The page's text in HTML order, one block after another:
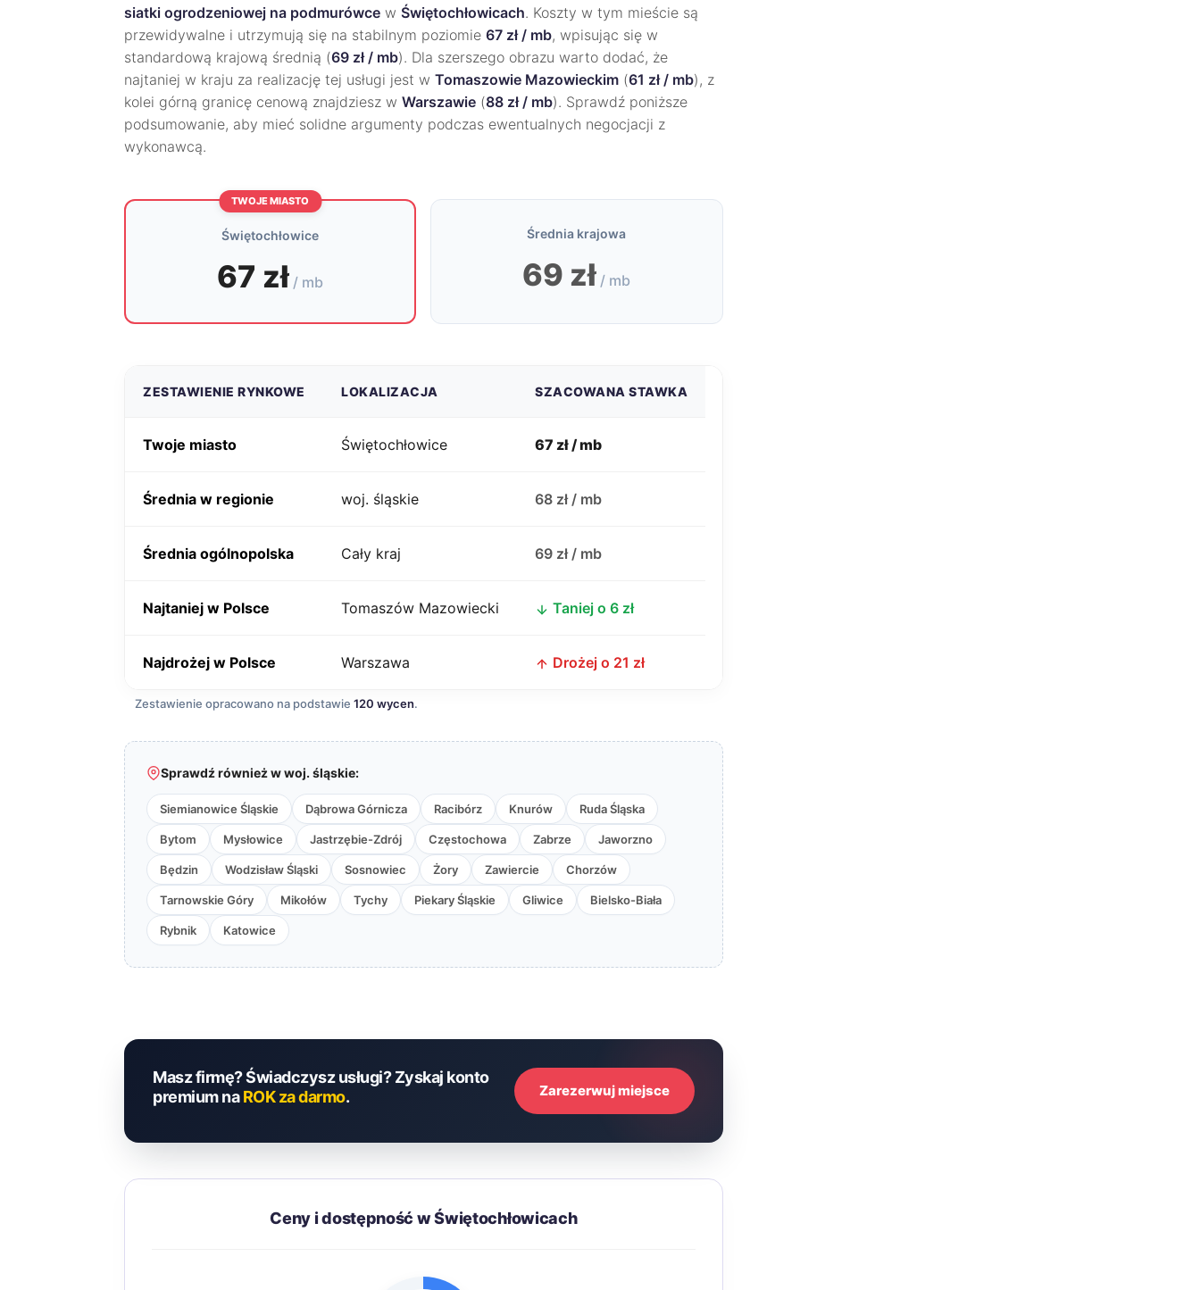
siatki ogrodzeniowej na podmurówce w Świętochłowicach. Koszty w tym mieście są
przewidywalne i utrzymują się na stabilnym poziomie 67 zł / mb, wpisując się w
standardową krajową średnią (69 zł / mb). Dla szerszego obrazu warto dodać, że
najtaniej w kraju za realizację tej usługi jest w Tomaszowie Mazowieckim (61 zł / mb), z
kolei górną granicę cenową znajdziesz w Warszawie (88 zł / mb). Sprawdź poniższe
podsumowanie, aby mieć solidne argumenty podczas ewentualnych negocjacji z
wykonawcą.
TWOJE MIASTO
Świętochłowice
67 zł / mb
Średnia krajowa
69 zł / mb
ZESTAWIENIE RYNKOWE LOKALIZACJA SZACOWANA STAWKA
Twoje miasto Świętochłowice 67 zł / mb
Średnia w regionie woj. śląskie 68 zł / mb
Średnia ogólnopolska Cały kraj 69 zł / mb
Najtaniej w Polsce Tomaszów Mazowiecki Taniej o 6 zł
Najdrożej w Polsce Warszawa Drożej o 21 zł
Zestawienie opracowano na podstawie 120 wycen.
Sprawdź również w woj. śląskie:
Siemianowice Śląskie Dąbrowa Górnicza Racibórz Knurów Ruda Śląska
Bytom Mysłowice Jastrzębie-Zdrój Częstochowa Zabrze Jaworzno
Będzin Wodzisław Śląski Sosnowiec Żory Zawiercie Chorzów
Tarnowskie Góry Mikołów Tychy Piekary Śląskie Gliwice Bielsko-Biała
Rybnik Katowice
Masz firmę? Świadczysz usługi? Zyskaj konto
premium naROK za darmo. Zarezerwuj miejsce
Ceny i dostępność w Świętochłowicach